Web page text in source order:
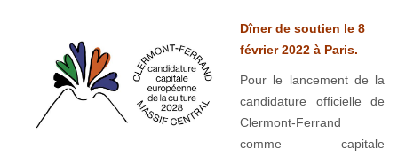
Dîner de soutien le 8
février 2022 à Paris.
Pour le lancement de la
candidature officielle de
Clermont-Ferrand
comme capitale